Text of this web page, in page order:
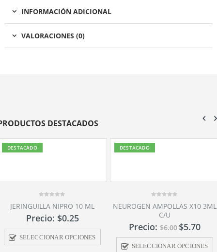
INFORMACIÓN ADICIONAL
VALORACIONES (0)
DESTACADOS
DESTACADO
out
5
NEUROGEN AMPOLLAS X10 3ML
C/U
Precio:$6.00$5.70
SELECCIONAR OPCIONES
DESTACADO